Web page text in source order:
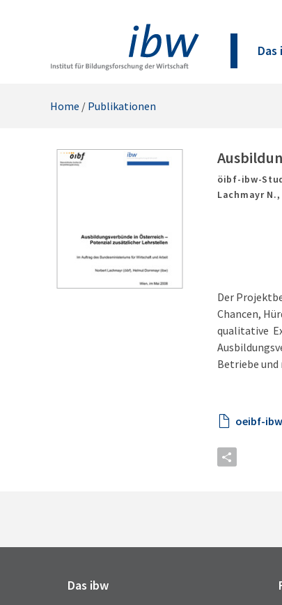
Das
Home / Publikationen
öibf-ibw-
Lachmayr
Der
Chancen,
qualitative
Betriebe
oeibf-
Das ibw